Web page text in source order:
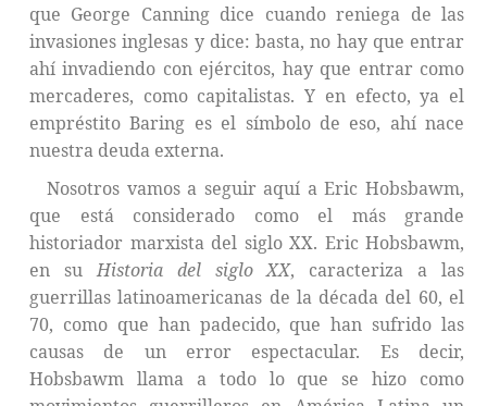
que George Canning dice cuando reniega de las
invasiones inglesas y dice: basta, no hay que entrar
ahí invadiendo con ejércitos, hay que entrar como
mercaderes, como capitalistas. Y en efecto, ya el
empréstito Baring es el símbolo de eso, ahí nace
nuestra deuda externa.
Nosotros vamos a seguir aquí a Eric Hobsbawm,
que está considerado como el más grande
historiador marxista del siglo XX. Eric Hobsbawm,
en suHistoria del siglo XX, caracteriza a las
guerrillas latinoamericanas de la década del 60, el
70, como que han padecido, que han sufrido las
causas de un error espectacular. Es decir,
Hobsbawm llama a todo lo que se hizo como